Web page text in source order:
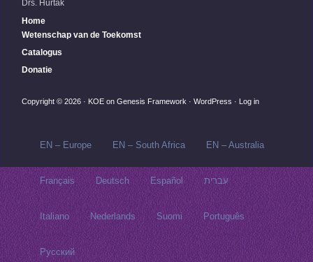
Drs. Hurtak
Home
Wetenschap van de Toekomst
Catalogus
Donatie
Copyright © 2026 · KOE on Genesis Framework · WordPress · Log in
EN – Europe EN – South Africa EN – Australia
Français Deutsch Español עברית
Italiano Nederlands Suomi Português
Русский‬